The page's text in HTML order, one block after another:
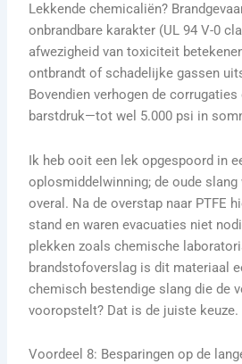
Lekkende chemicaliën?
onbrandbare karakter (UL 94 V-0
afwezigheid van toxiciteit
ontbrandt of schadelijke gassen
Bovendien verhogen de
barstdruk—tot wel 5.000 psi in
Ik heb ooit een lek opgespoord in
oplosmiddelwinning; de oude
overal. Na de overstap naar PTFE
stand en waren evacuaties niet
plekken zoals chemische
brandstofoverslag is dit materiaal
chemisch bestendige slang die de
vooropstelt? Dat is de juiste keuze.
Voordeel 8: Besparingen op de